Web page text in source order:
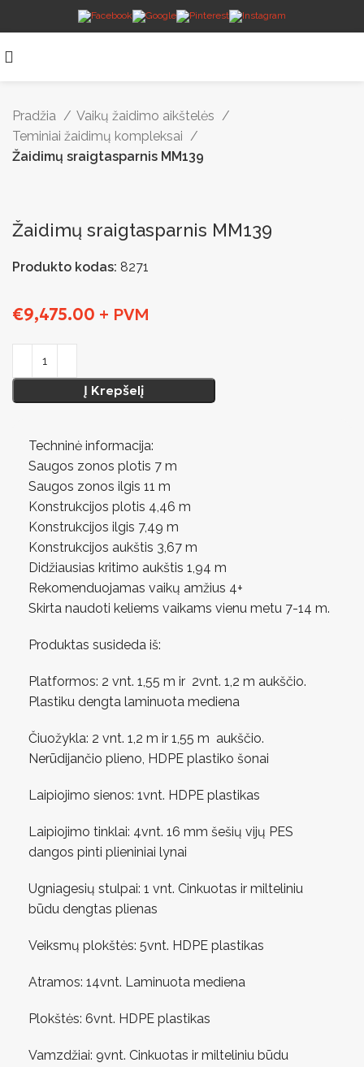
Pradžia
Vaikų žaidimo aikštelės
Teminiai žaidimų kompleksai
Žaidimų sraigtasparnis MM139
Žaidimų sraigtasparnis MM139
Produkto kodas: 8271
€9,475.00 + PVM
Į Krepšelį
Techninė informacija:
Saugos zonos plotis 7 m
Saugos zonos ilgis 11 m
Konstrukcijos plotis 4,46 m
Konstrukcijos ilgis 7,49 m
Konstrukcijos aukštis 3,67 m
Didžiausias kritimo aukštis 1,94 m
Rekomenduojamas vaikų amžius 4+
Skirta naudoti keliems vaikams vienu metu 7-14 m.
Produktas susideda iš:
Platformos: 2 vnt. 1,55 m ir 2vnt. 1,2 m aukščio.
Plastiku dengta laminuota mediena
Čiuožykla: 2 vnt. 1,2 m ir 1,55 m aukščio.
Nerūdijančio plieno, HDPE plastiko šonai
Laipiojimo sienos: 1vnt. HDPE plastikas
Laipiojimo tinklai: 4vnt. 16 mm šešių vijų PES
dangos pinti plieniniai lynai
Ugniagesių stulpai: 1 vnt. Cinkuotas ir milteliniu
būdu dengtas plienas
Veiksmų plokštės: 5vnt. HDPE plastikas
Atramos: 14vnt. Laminuota mediena
Plokštės: 6vnt. HDPE plastikas
Vamzdžiai: 9vnt. Cinkuotas ir milteliniu būdu